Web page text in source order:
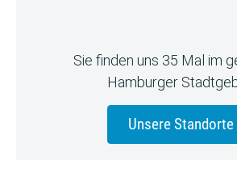
Sie finden uns 35 Mal im
Hamburger
Unsere Standorte